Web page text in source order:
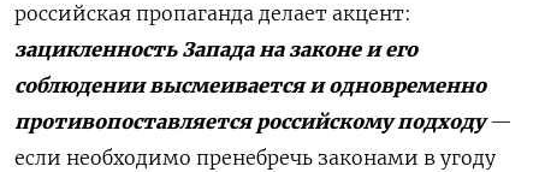
российская пропаганда делает акцент:
зацикленность Запада на законе и его
соблюдении высмеивается и одновременно
противопоставляется российскому подходу—
если необходимо пренебречь законами в угоду